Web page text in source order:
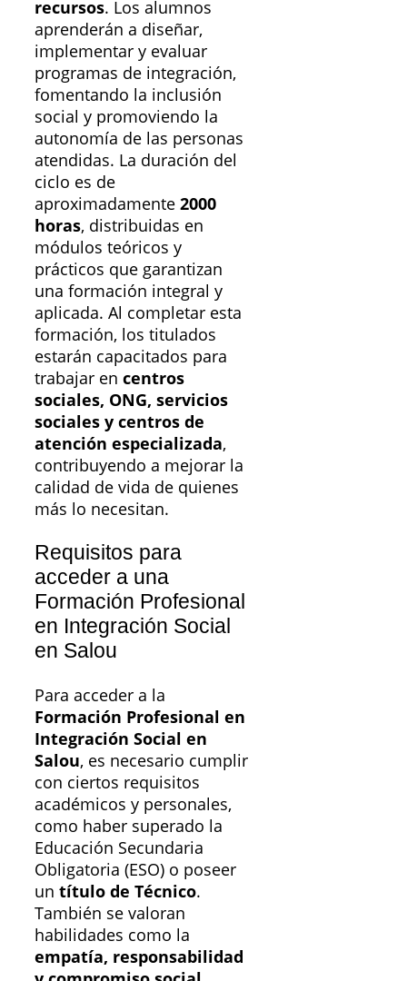
recursos. Los alumnos
aprenderán a diseñar,
implementar y evaluar
programas de integración,
fomentando la inclusión
social y promoviendo la
autonomía de las personas
atendidas. La duración del
ciclo es de
aproximadamente 2000
horas, distribuidas en
módulos teóricos y
prácticos que garantizan
una formación integral y
aplicada. Al completar esta
formación, los titulados
estarán capacitados para
trabajar en centros
sociales, ONG, servicios
sociales y centros de
atención especializada,
contribuyendo a mejorar la
calidad de vida de quienes
más lo necesitan.
Requisitos para
acceder a una
Formación Profesional
en Integración Social
en Salou
Para acceder a la
Formación Profesional en
Integración Social en
Salou, es necesario cumplir
con ciertos requisitos
académicos y personales,
como haber superado la
Educación Secundaria
Obligatoria (ESO) o poseer
un título de Técnico.
También se valoran
habilidades como la
empatía, responsabilidad